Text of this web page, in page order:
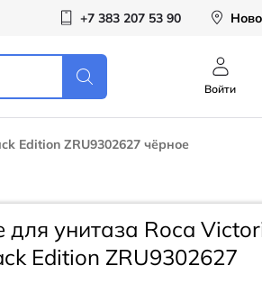
+7 383 207 53 90
Войти
Edition ZRU9302627 чёрное
для унитаза Roca
Edition ZRU9302627